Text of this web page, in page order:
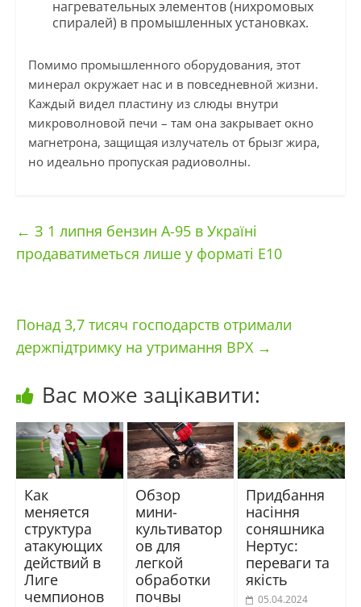
нагревательных элементов (нихромовых
спиралей) в промышленных установках.
Помимо промышленного оборудования, этот
минерал окружает нас и в повседневной жизни.
Каждый видел пластину из слюды внутри
микроволновой печи – там она закрывает окно
магнетрона, защищая излучатель от брызг жира,
но идеально пропуская радиоволны.
← З 1 липня бензин А-95 в Україні
продаватиметься лише у форматі Е10
Понад 3,7 тисяч господарств отримали
держпідтримку на утримання ВРХ →
Вас може зацікавити:
Как
меняется
структура
атакующих
действий в
Лиге
чемпионов
Обзор
мини-
культиватор
ов для
легкой
обработки
почвы
Придбання
насіння
соняшника
Нертус:
переваги та
якість
05.04.2024